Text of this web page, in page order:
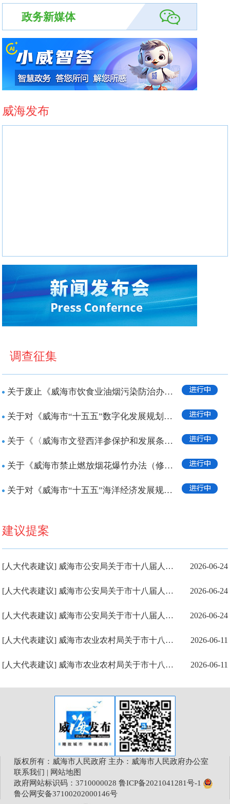
政务新媒体
威海发布
调查征集
关于废止《威海市饮食业油烟污染防治办法》征求意见的公告
关于对《威海市“十五五”数字化发展规划（征求意见稿）》公开征求意见的公告
关于《〈威海市文登西洋参保护和发展条例〉行政处罚裁量基准（草案征求意见稿）》公开...
关于《威海市禁止燃放烟花爆竹办法（修正草案）》公开征求意见的公告
关于对《威海市“十五五”海洋经济发展规划（征求意见稿）》公开征求意见的公告
建议提案
[人大代表建议] 威海市公安局关于市十八届人大六次会议第120号代表建议的答复（关于全市普遍存在的... 2026-06-24
[人大代表建议] 威海市公安局关于市十八届人大六次会议第54号代表建议的答复（关于建设西街交通优化... 2026-06-24
[人大代表建议] 威海市公安局关于市十八届人大六次会议第13号代表建议的答复（关于威海市停车场夜间... 2026-06-24
[人大代表建议] 威海市农业农村局关于市十八届人大六次会议第128号代表建议的答复（关于推动农村撂... 2026-06-11
[人大代表建议] 威海市农业农村局关于市十八届人大六次会议第92号代表建议的答复（关于深化农村人居... 2026-06-11
版权所有：威海市人民政府 主办：威海市人民政府办公室
联系我们 | 网站地图
政府网站标识码：3710000028 鲁ICP备2021041281号-1
鲁公网安备37100202000146号